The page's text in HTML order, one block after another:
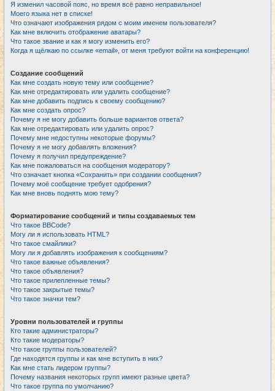
Я изменил часовой пояс, но время всё равно неправильное!
Моего языка нет в списке!
Что означают изображения рядом с моим именем пользователя?
Как мне включить отображение аватары?
Что такое звание и как я могу изменить его?
Когда я щёлкаю по ссылке «email», от меня требуют войти на конференцию!
Создание сообщений
Как мне создать новую тему или сообщение?
Как мне отредактировать или удалить сообщение?
Как мне добавить подпись к своему сообщению?
Как мне создать опрос?
Почему я не могу добавить больше вариантов ответа?
Как мне отредактировать или удалить опрос?
Почему мне недоступны некоторые форумы?
Почему я не могу добавлять вложения?
Почему я получил предупреждение?
Как мне пожаловаться на сообщения модератору?
Что означает кнопка «Сохранить» при создании сообщения?
Почему моё сообщение требует одобрения?
Как мне вновь поднять мою тему?
Форматирование сообщений и типы создаваемых тем
Что такое BBCode?
Могу ли я использовать HTML?
Что такое смайлики?
Могу ли я добавлять изображения к сообщениям?
Что такое важные объявления?
Что такое объявления?
Что такое прилепленные темы?
Что такое закрытые темы?
Что такое значки тем?
Уровни пользователей и группы
Кто такие администраторы?
Кто такие модераторы?
Что такое группы пользователей?
Где находятся группы и как мне вступить в них?
Как мне стать лидером группы?
Почему названия некоторых групп имеют разные цвета?
Что такое группа по умолчанию?